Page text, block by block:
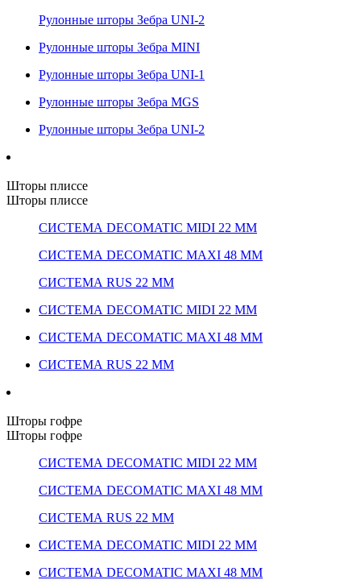
Рулонные шторы Зебра UNI-2
Рулонные шторы Зебра MINI
Рулонные шторы Зебра UNI-1
Рулонные шторы Зебра MGS
Рулонные шторы Зебра UNI-2
Шторы плиссе
Шторы плиссе
СИСТЕМА DECOMATIC MIDI 22 ММ
СИСТЕМА DECOMATIC MAXI 48 ММ
СИСТЕМА RUS 22 ММ
СИСТЕМА DECOMATIC MIDI 22 ММ
СИСТЕМА DECOMATIC MAXI 48 ММ
СИСТЕМА RUS 22 ММ
Шторы гофре
Шторы гофре
СИСТЕМА DECOMATIC MIDI 22 ММ
СИСТЕМА DECOMATIC MAXI 48 ММ
СИСТЕМА RUS 22 ММ
СИСТЕМА DECOMATIC MIDI 22 ММ
СИСТЕМА DECOMATIC MAXI 48 ММ